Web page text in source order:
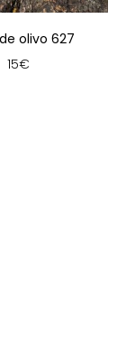
olivo 627
15€